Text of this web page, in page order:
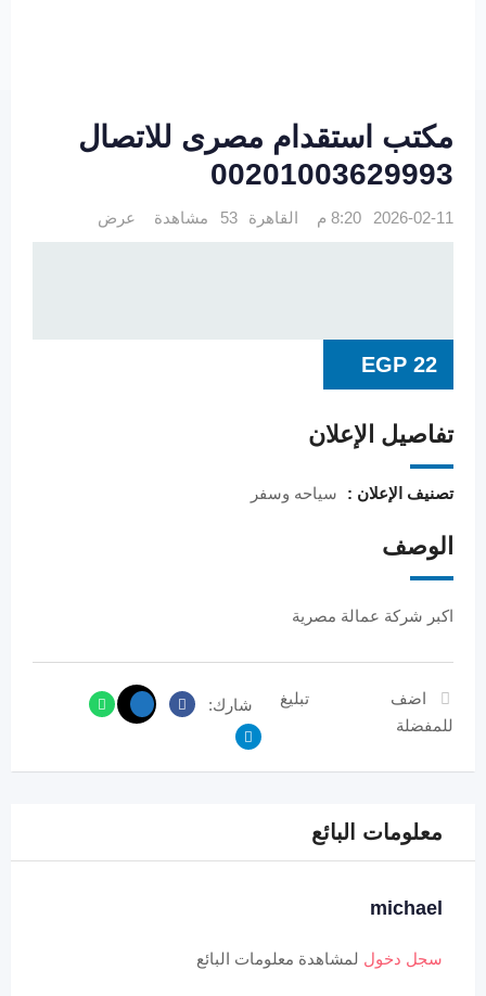
مكتب استقدام مصرى للاتصال
00201003629993
2026-02-11 8:20 م القاهرة 53 مشاهدة عرض
EGP 22
تفاصيل الإعلان
تصنيف الإعلان : سياحه وسفر
الوصف
اكبر شركة عمالة مصرية
اضف
للمفضلة
تبليغ شارك:
معلومات البائع
michael
سجل دخول لمشاهدة معلومات البائع